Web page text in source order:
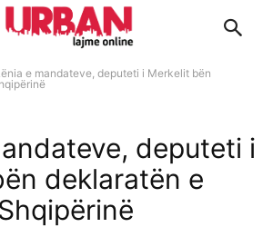
e mandateve, deputeti i Merkelit bën
deputeti i
deklaratën e